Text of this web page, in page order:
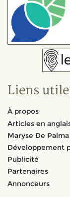
Liens
À propos
Articles en
Maryse De Palma
Développement
Publicité
Partenaires
Annonceurs